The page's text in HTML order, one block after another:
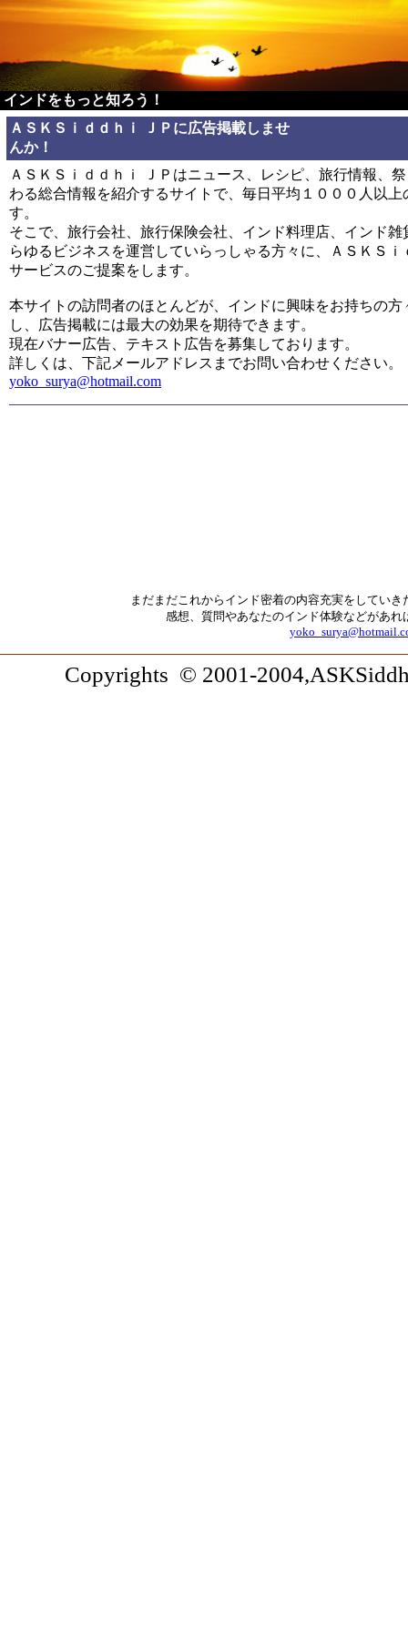
インドをもっと知ろう！
ＡＳＫＳｉｄｄｈｉ ＪＰに広告掲載しませ
んか！
ＡＳＫＳｉｄｄｈｉ ＪＰはニュース、レシピ、旅行情報、
わる総合情報を紹介するサイトで、毎日平均１０００人以
す。
そこで、旅行会社、旅行保険会社、インド料理店、インド
らゆるビジネスを運営していらっしゃる方々に、ＡＳＫＳ
サービスのご提案をします。
本サイトの訪問者のほとんどが、インドに興味をお持ちの
し、広告掲載には最大の効果を期待できます。
現在バナー広告、テキスト広告を募集しております。
詳しくは、下記メールアドレスまでお問い合わせください。
yoko_surya@hotmail.com
まだまだこれからインド密着の内容充実をしてい
感想、質問やあなたのインド体験などがあれ
Copyrights © 2001-